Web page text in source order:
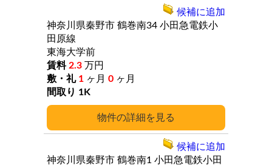
詳細
神奈川県秦野市 鶴巻南34 小田急電鉄小
田原線
東海大学前
2.3 万円
1 ヶ月 0 ヶ月
1K
候補に追加
神奈川県秦野市 鶴巻南1 小田急電鉄小田
候補に追加